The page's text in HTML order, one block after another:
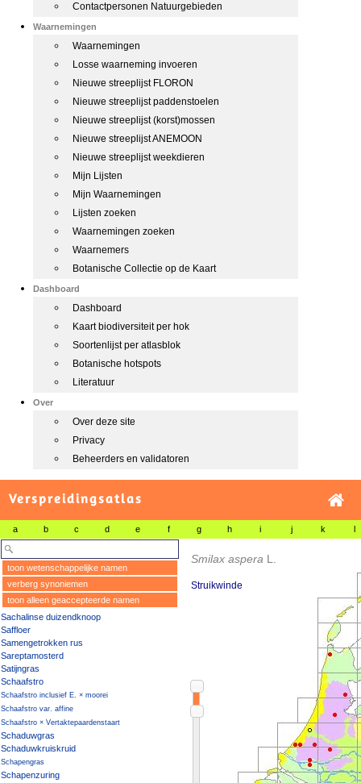
Contactpersonen Natuurgebieden
Waarnemingen
Waarnemingen
Losse waarneming invoeren
Nieuwe streeplijst FLORON
Nieuwe streeplijst paddenstoelen
Nieuwe streeplijst (korst)mossen
Nieuwe streeplijst ANEMOON
Nieuwe streeplijst weekdieren
Mijn Lijsten
Mijn Waarnemingen
Lijsten zoeken
Waarnemingen zoeken
Waarnemers
Botanische Collectie op de Kaart
Dashboard
Dashboard
Kaart biodiversiteit per hok
Soortenlijst per atlasblok
Botanische hotspots
Literatuur
Over
Over deze site
Privacy
Beheerders en validatoren
Verspreidingsatlas
a b c d e f g h i j k l
toon wetenschappelijke namen
verberg synoniemen
toon alleen geaccepteerde namen
Sachalinse duizendknoop
Saffloer
Samengetrokken rus
Sareptamosterd
Satijngras
Schaafstro
Schaafstro inclusief E. × moorei
Schaafstro var. affine
Schaafstro × Vertaktepaardenstaart
Schaduwgras
Schaduwkruiskruid
Schapengras
Schapenzuring
Smilax aspera L.
Struikwinde